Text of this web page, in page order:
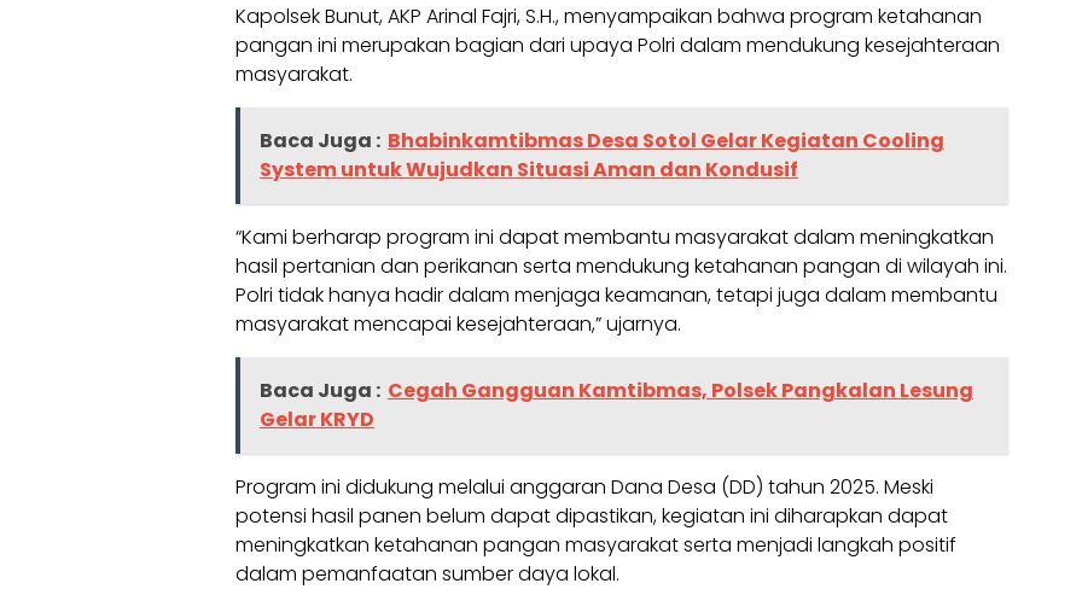
Kapolsek Bunut, AKP Arinal Fajri, S.H., menyampaikan bahwa program ketahanan
pangan ini merupakan bagian dari upaya Polri dalam mendukung kesejahteraan
masyarakat.
Baca Juga : Bhabinkamtibmas Desa Sotol Gelar Kegiatan Cooling
System untuk Wujudkan Situasi Aman dan Kondusif
“Kami berharap program ini dapat membantu masyarakat dalam meningkatkan
hasil pertanian dan perikanan serta mendukung ketahanan pangan di wilayah ini.
Polri tidak hanya hadir dalam menjaga keamanan, tetapi juga dalam membantu
masyarakat mencapai kesejahteraan,” ujarnya.
Baca Juga : Cegah Gangguan Kamtibmas, Polsek Pangkalan Lesung
Gelar KRYD
Program ini didukung melalui anggaran Dana Desa (DD) tahun 2025. Meski
potensi hasil panen belum dapat dipastikan, kegiatan ini diharapkan dapat
meningkatkan ketahanan pangan masyarakat serta menjadi langkah positif
dalam pemanfaatan sumber daya lokal.